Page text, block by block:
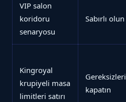
VIP salon
koridoru
senaryosu
Sabırlı olun
Kingroyal
krupiyeli masa
limitleri satırı
Gereksizleri
kapatın